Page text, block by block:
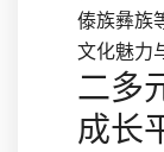
傣族彝族
文化魅力
二多
成长